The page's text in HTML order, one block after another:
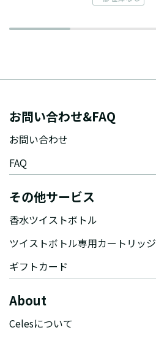
お問い合わせ&FAQ
お問い合わせ
FAQ
その他サービス
香水ツイストボトル
ツイストボトル専用カートリッジ
ギフトカード
About
Celesについて